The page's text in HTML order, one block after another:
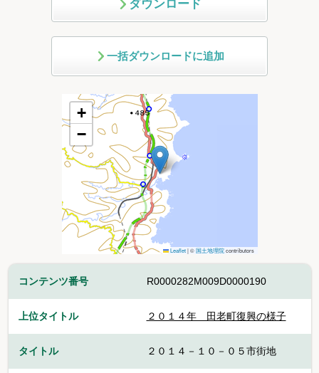
ダウンロード
一括ダウンロードに追加
+
−
Leaflet |©国土地理院contributors
コンテンツ番号 R0000282M009D0000190
上位タイトル ２０１４年＿田老町復興の様子
タイトル ２０１４－１０－０５市街地